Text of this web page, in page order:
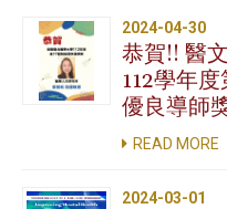
2024-04-30
恭賀!! 醫
112學年
優良導師
READ MORE
2024-03-01